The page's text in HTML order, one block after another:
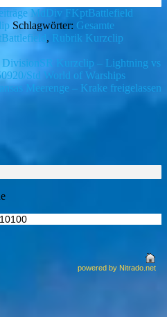
MdDiv FKptBattlefield
Schlagwörter: Gesamte
, Rubrik Kurzclip
DivisionSR Kurzclip – Lightning vs
Std World of Warships
Meerenge – Krake freigelassen